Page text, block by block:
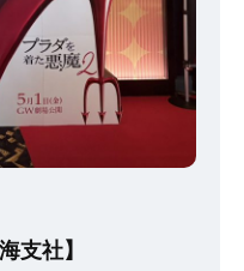
支社】